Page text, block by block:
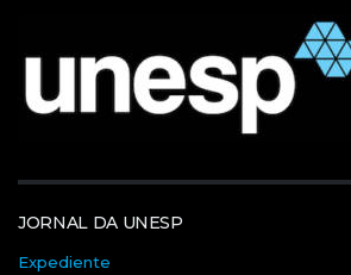
JORNAL DA UNESP
Expediente